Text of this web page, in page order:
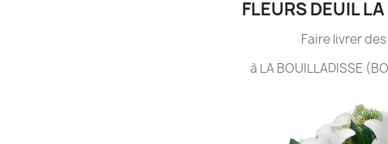
FLEURS DEUIL
Faire livrer
à LA BOUILLADISSE